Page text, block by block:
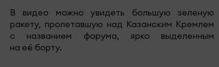
В видео можно увидеть большую зеленую
ракету, пролетавшую над Казанским Кремлем
с названием форума, ярко выделенным
на её борту.